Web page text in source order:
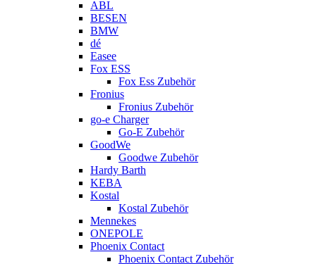
ABL
BESEN
BMW
dé
Easee
Fox ESS
Fox Ess Zubehör
Fronius
Fronius Zubehör
go-e Charger
Go-E Zubehör
GoodWe
Goodwe Zubehör
Hardy Barth
KEBA
Kostal
Kostal Zubehör
Mennekes
ONEPOLE
Phoenix Contact
Phoenix Contact Zubehör